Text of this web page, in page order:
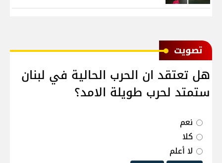
ﺗﺼﻮﻳﺖ
هل تعتقد ان الحرب الحالية في لبنان
ستمتد لحرب طويلة الامد؟
نعم
كلا
لا أعلم